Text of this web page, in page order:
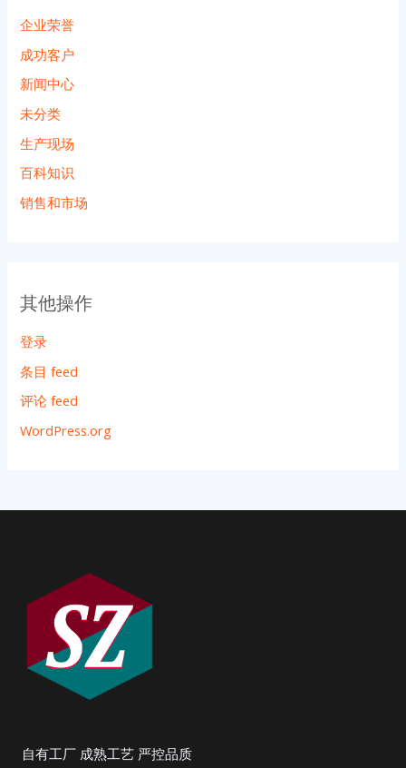
企业荣誉
成功客户
新闻中心
未分类
生产现场
百科知识
销售和市场
其他操作
登录
条目 feed
评论 feed
WordPress.org
自有工厂 成熟工艺 严控品质